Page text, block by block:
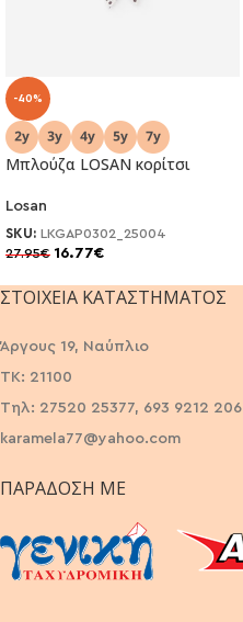
-40%
Μπλούζα LOSAN κορίτσι
Losan
SKU: LKGAP0302_25004
27.95€ 16.77€
ΣΤΟΙΧΕΊΑ ΚΑΤΑΣΤΉΜΑΤΟΣ
Άργους 19, Ναύπλιο
ΤΚ: 21100
Τηλ: 27520 25377, 693 9212 206
karamela77@yahoo.com
ΠΑΡΆΔΟΣΗ ΜΕ